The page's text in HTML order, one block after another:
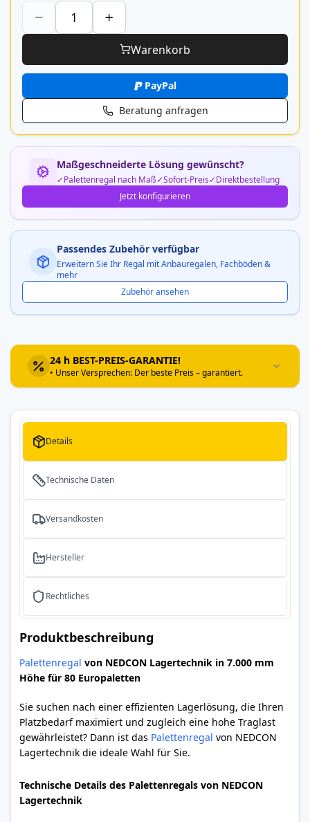
Warenkorb
PayPal
Beratung anfragen
Maßgeschneiderte Lösung gewünscht?
Palettenregal nach Maß Sofort-Preis
Direktbestellung
Jetzt konfigurieren
Passendes Zubehör verfügbar
Erweitern Sie Ihr Regal mit Anbauregalen, Fachböden &
mehr
Zubehör ansehen
24 h BEST-PREIS-GARANTIE!
• Unser Versprechen: Der beste Preis – garantiert.
Details
Technische Daten
Versandkosten
Hersteller
Rechtliches
Produktbeschreibung
Palettenregal von NEDCON Lagertechnik in 7.000 mm
Höhe für 80 Europaletten
Sie suchen nach einer effizienten Lagerlösung, die Ihren
Platzbedarf maximiert und zugleich eine hohe Traglast
gewährleistet? Dann ist das Palettenregal von NEDCON
Lagertechnik die ideale Wahl für Sie.
Technische Details des Palettenregals von NEDCON
Lagertechnik